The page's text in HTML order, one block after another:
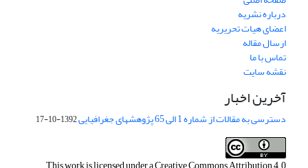
درباره نشریه
اعضای هیات تحریریه
ارسال مقاله
تماس با ما
نقشه سایت
آخرین اخبار
دسترسی به مقالات از شماره 1 الی 65 پژوهشهای جغرافیایی 1392-10-17